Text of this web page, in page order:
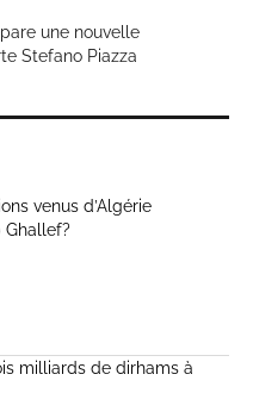
une nouvelle
Stefano Piazza
venus d’Algérie
Ghallef?
milliards de dirhams à